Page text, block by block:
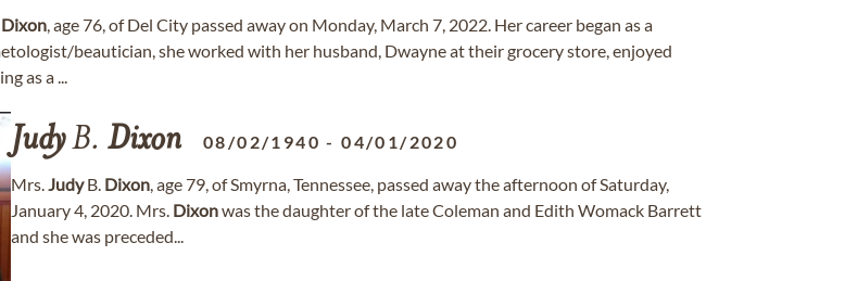
Dixon, age 76, of Del City passed away on Monday, March 7, 2022. Her career began as a
beautician, she worked with her husband, Dwayne at their grocery store, enjoyed
as a ...
JudyB. Dixon 08/02/1940 -04/01/2020
Mrs.JudyB. Dixon, age 79, of Smyrna, Tennessee, passed away the afternoon of Saturday,
January 4, 2020. Mrs. Dixonwas the daughter of the late Coleman and Edith Womack Barrett
and she was preceded...